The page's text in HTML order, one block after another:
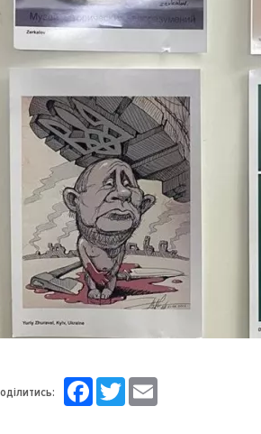
FacebookTwitter